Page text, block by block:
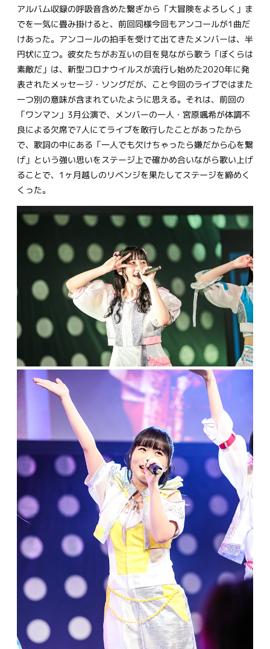
アルバム収録の呼吸音含めた繋ぎから「大冒険をよろしく」ま
でを一気に畳み掛けると、前回同様今回もアンコールが1曲だ
けあった。アンコールの拍手を受けて出てきたメンバーは、半
円状に立つ。彼女たちがお互いの目を見ながら歌う「ぼくらは
素敵だ」は、新型コロナウイルスが流行し始めた2020年に発
表されたメッセージ・ソングだが、こと今回のライブではまた
一つ別の意味が含まれていたように思える。それは、前回の
「ワンマン」3月公演で、メンバーの一人・宮原颯希が体調不
良による欠席で7人にてライブを敢行したことがあったから
で、歌詞の中にある「一人でも欠けちゃったら嫌だから心を繋
げ」という強い思いをステージ上で確かめ合いながら歌い上げ
ることで、1ヶ月越しのリベンジを果たしてステージを締めく
くった。